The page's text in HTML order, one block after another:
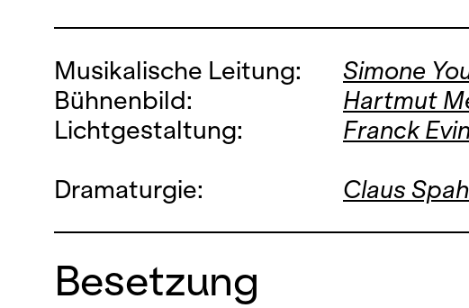
Musikalische Leitung: Simone
Bühnenbild:
Hartmut
Lichtgestaltung:
Franck Evin
Dramaturgie: Claus
Besetzung